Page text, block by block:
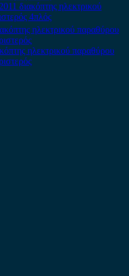
διακόπτης ηλεκτρικού
4πλός
ηλεκτρικού παραθύρου